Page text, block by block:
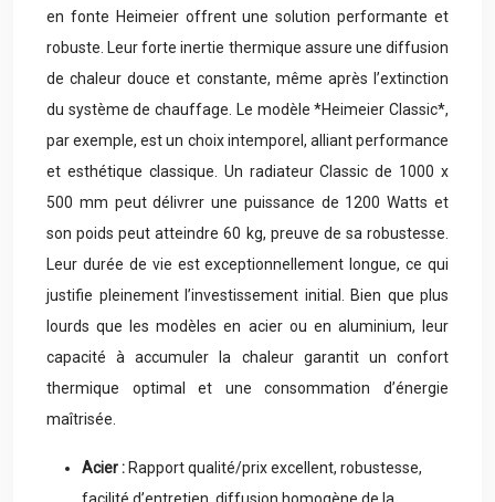
en fonte Heimeier offrent une solution performante et
robuste. Leur forte inertie thermique assure une diffusion
de chaleur douce et constante, même après l’extinction
du système de chauffage. Le modèle *Heimeier Classic*,
par exemple, est un choix intemporel, alliant performance
et esthétique classique. Un radiateur Classic de 1000 x
500 mm peut délivrer une puissance de 1200 Watts et
son poids peut atteindre 60 kg, preuve de sa robustesse.
Leur durée de vie est exceptionnellement longue, ce qui
justifie pleinement l’investissement initial. Bien que plus
lourds que les modèles en acier ou en aluminium, leur
capacité à accumuler la chaleur garantit un confort
thermique optimal et une consommation d’énergie
maîtrisée.
Acier : Rapport qualité/prix excellent, robustesse,